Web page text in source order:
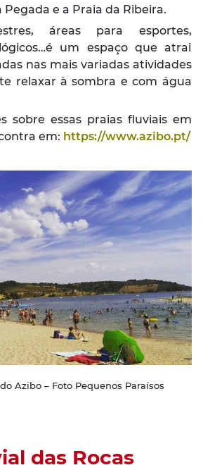
Pegada e a Praia da Ribeira.
áreas para esportes,
um espaço que atrai
nas mais variadas atividades
relaxar à sombra e com água
sobre essas praias fluviais em
em: https://www.azibo.pt/
Azibo – Foto Pequenos Paraísos
das Rocas